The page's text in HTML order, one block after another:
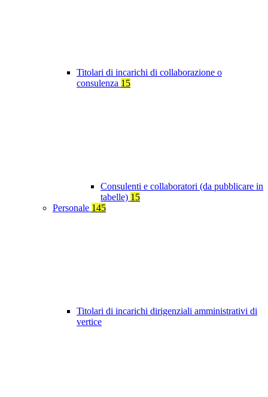
Titolari di incarichi di collaborazione o
consulenza 15
Consulenti e collaboratori (da pubblicare in
tabelle) 15
Personale 145
Titolari di incarichi dirigenziali amministrativi di
vertice